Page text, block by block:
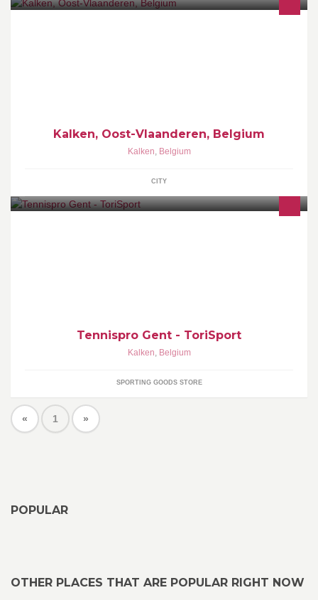
Kalken, Oost-Vlaanderen, Belgium
Kalken, Belgium
CITY
Tennispro Gent - ToriSport
Kalken, Belgium
SPORTING GOODS STORE
« 1 »
POPULAR
OTHER PLACES THAT ARE POPULAR RIGHT NOW